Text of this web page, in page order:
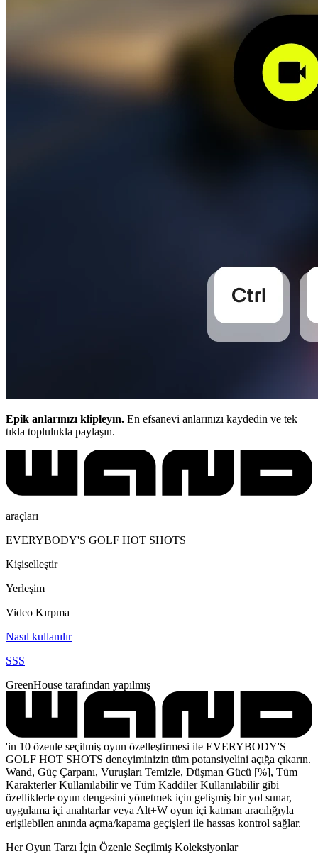
Epik anlarınızı klipleyın. En efsanevi anlarınızı kaydedin ve tek
tıkla toplulukla paylaşın.
araçları
EVERYBODY'S GOLF HOT SHOTS
Kişiselleştir
Yerleşim
Video Kırpma
Nasıl kullanılır
SSS
GreenHouse tarafından yapılmış
'in 10 özenle seçilmiş oyun özelleştirmesi ile EVERYBODY'S
GOLF HOT SHOTS deneyiminizin tüm potansiyelini açığa çıkarın.
Wand, Güç Çarpanı, Vuruşları Temizle, Düşman Gücü [%], Tüm
Karakterler Kullanılabilir ve Tüm Kaddiler Kullanılabilir gibi
özelliklerle oyun dengesini yönetmek için gelişmiş bir yol sunar,
uygulama içi anahtarlar veya Alt+W oyun içi katman aracılığıyla
erişilebilen anında açma/kapama geçişleri ile hassas kontrol sağlar.
Her Oyun Tarzı İçin Özenle Seçilmiş Koleksiyonlar